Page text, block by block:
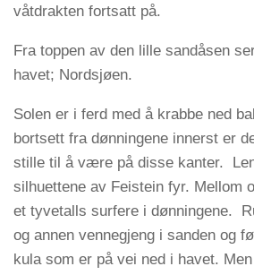
våtdrakten fortsatt på.
Fra toppen av den lille sandåsen
havet; Nordsjøen.
Solen er i ferd med å krabbe ned
bortsett fra dønningene innerst er
stille til å være på disse kanter.
silhuettene av Feistein fyr. Mellom
et tyvetalls surfere i dønningene.
og annen vennegjeng i sanden og
kula som er på vei ned i havet.